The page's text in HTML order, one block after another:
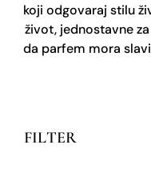
koji odgovaraj stilu
život, jednostavne
da parfem mora
FILTER